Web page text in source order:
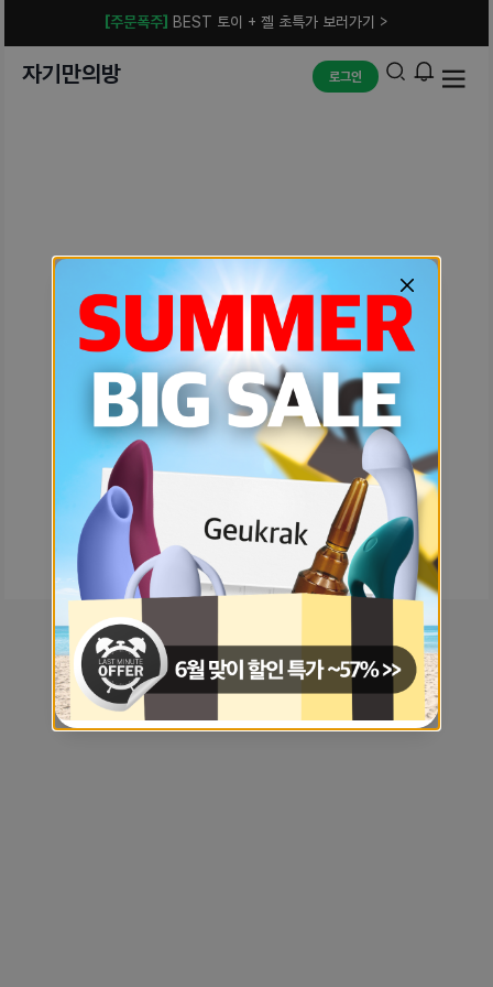
[주문폭주] BEST 토이 + 젤 초특가 보러가기 >
자기만의방 로그인
예상치 못한 에러입니다.